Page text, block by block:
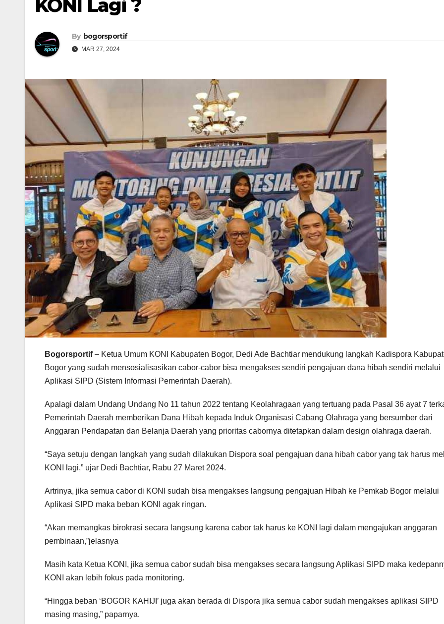
KONI Lagi ?
By bogorsportif
MAR 27, 2024
Bogorsportif– Ketua Umum KONI Kabupaten Bogor, Dedi Ade Bachtiar mendukung langkah Kadispora
Bogor yang sudah mensosialisasikan cabor-cabor bisa mengakses sendiri pengajuan dana hibah sendiri melalui
Aplikasi SIPD (Sistem Informasi Pemerintah Daerah).
Apalagi dalam Undang Undang No 11 tahun 2022 tentang Keolahragaan yang tertuang pada Pasal 36 ayat 7
Pemerintah Daerah memberikan Dana Hibah kepada Induk Organisasi Cabang Olahraga yang bersumber dari
Anggaran Pendapatan dan Belanja Daerah yang prioritas cabornya ditetapkan dalam design olahraga daerah.
“Saya setuju dengan langkah yang sudah dilakukan Dispora soal pengajuan dana hibah cabor yang tak harus
KONI lagi,” ujar Dedi Bachtiar, Rabu 27 Maret 2024.
Artrinya, jika semua cabor di KONI sudah bisa mengakses langsung pengajuan Hibah ke Pemkab Bogor melalui
Aplikasi SIPD maka beban KONI agak ringan.
“Akan memangkas birokrasi secara langsung karena cabor tak harus ke KONI lagi dalam mengajukan anggaran
pembinaan,”jelasnya
Masih kata Ketua KONI, jika semua cabor sudah bisa mengakses secara langsung Aplikasi SIPD maka
KONI akan lebih fokus pada monitoring.
“Hingga beban ‘BOGOR KAHIJI’ juga akan berada di Dispora jika semua cabor sudah mengakses aplikasi SIPD
masing masing,” paparnya.